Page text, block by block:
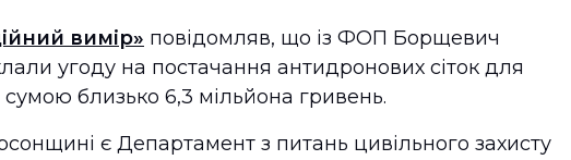
вимір» повідомляв, що із ФОП Борщевич
угоду на постачання антидронових сіток для
близько 6,3 мільйона гривень.
є Департамент з питань цивільного захисту